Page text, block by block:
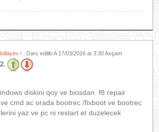
/ . Dərc edilib:A 17/03/2016 at 3:30 Axşam
diskini qoy ve biosdan f8 repair
cmd ac orada bootrec /fixboot ve bootrec
yaz ve pc ni restart et duzelecek